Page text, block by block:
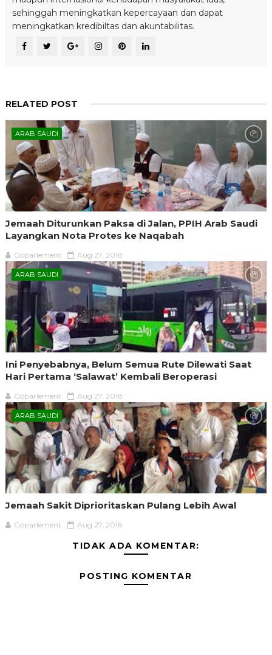
sehinggah meningkatkan kepercayaan dan dapat
meningkatkan kredibiltas dan akuntabilitas.
RELATED POST
ARAB SAUDI
Jemaah Diturunkan Paksa di Jalan, PPIH Arab Saudi
Layangkan Nota Protes ke Naqabah
Goparlement Aug 27, 2018
ARAB SAUDI
Ini Penyebabnya, Belum Semua Rute Dilewati Saat
Hari Pertama ‘Salawat’ Kembali Beroperasi
Goparlement Aug 27, 2018
ARAB SAUDI
Jemaah Sakit Diprioritaskan Pulang Lebih Awal
Goparlement Aug 27, 2018
TIDAK ADA KOMENTAR:
POSTING KOMENTAR